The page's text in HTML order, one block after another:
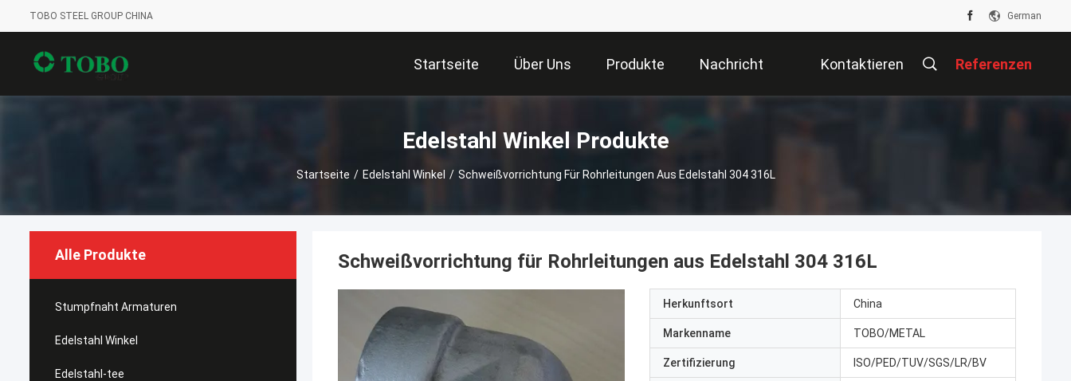
TOBO STEEL GROUP CHINA German
Startseite Über Uns Produkte Nachricht Kontaktieren Referenzen
Edelstahl Winkel Produkte
Startseite / Edelstahl Winkel / Schweißvorrichtung Für Rohrleitungen Aus Edelstahl 304 316L
Alle Produkte
Stumpfnaht Armaturen
Edelstahl Winkel
Edelstahl-tee
Schweißvorrichtung für Rohrleitungen aus Edelstahl 304 316L
Herkunftsort China
Markenname TOBO/METAL
Zertifizierung ISO/PED/TUV/SGS/LR/BV